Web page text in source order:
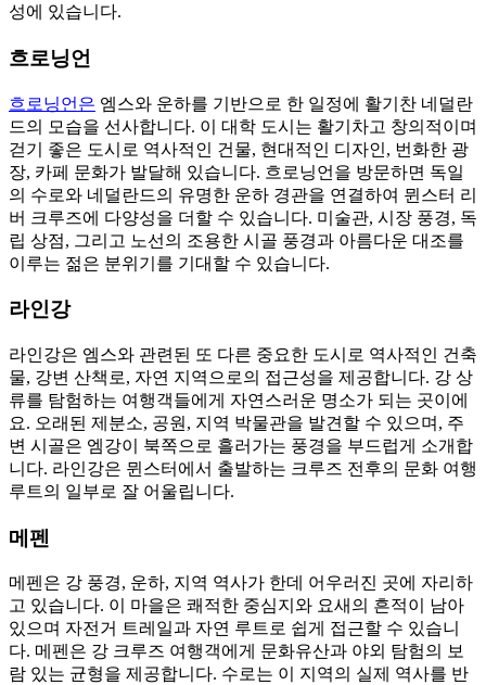
성에 있습니다.
흐로닝언
흐로닝언은 엠스와 운하를 기반으로 한 일정에 활기찬 네덜란
드의 모습을 선사합니다. 이 대학 도시는 활기차고 창의적이며
걷기 좋은 도시로 역사적인 건물, 현대적인 디자인, 번화한 광
장, 카페 문화가 발달해 있습니다. 흐로닝언을 방문하면 독일
의 수로와 네덜란드의 유명한 운하 경관을 연결하여 뮌스터 리
버 크루즈에 다양성을 더할 수 있습니다. 미술관, 시장 풍경, 독
립 상점, 그리고 노선의 조용한 시골 풍경과 아름다운 대조를
이루는 젊은 분위기를 기대할 수 있습니다.
라인강
라인강은 엠스와 관련된 또 다른 중요한 도시로 역사적인 건축
물, 강변 산책로, 자연 지역으로의 접근성을 제공합니다. 강 상
류를 탐험하는 여행객들에게 자연스러운 명소가 되는 곳이에
요. 오래된 제분소, 공원, 지역 박물관을 발견할 수 있으며, 주
변 시골은 엠강이 북쪽으로 흘러가는 풍경을 부드럽게 소개합
니다. 라인강은 뮌스터에서 출발하는 크루즈 전후의 문화 여행
루트의 일부로 잘 어울립니다.
메펜
메펜은 강 풍경, 운하, 지역 역사가 한데 어우러진 곳에 자리하
고 있습니다. 이 마을은 쾌적한 중심지와 요새의 흔적이 남아
있으며 자전거 트레일과 자연 루트로 쉽게 접근할 수 있습니
다. 메펜은 강 크루즈 여행객에게 문화유산과 야외 탐험의 보
람 있는 균형을 제공합니다. 수로는 이 지역의 실제 역사를 반